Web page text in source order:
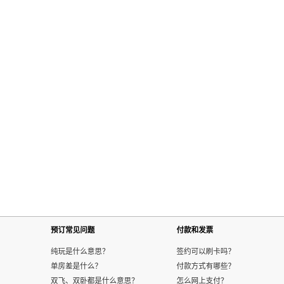
预订常见问题
纯玩是什么意思？
单房差是什么？
双飞、双卧都是什么意思？
付款和发票
签约可以刷卡吗？
付款方式有哪些？
怎么网上支付？